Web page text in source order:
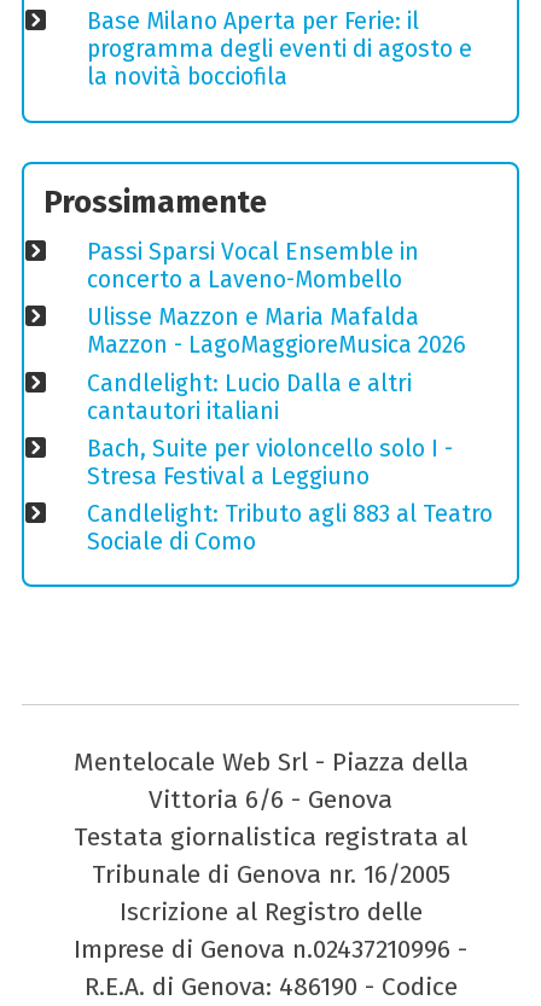
Base Milano Aperta per Ferie: il
programma degli eventi di agosto e
la novità bocciofila
Prossimamente
Passi Sparsi Vocal Ensemble in
concerto a Laveno-Mombello
Ulisse Mazzon e Maria Mafalda
Mazzon - LagoMaggioreMusica 2026
Candlelight: Lucio Dalla e altri
cantautori italiani
Bach, Suite per violoncello solo I -
Stresa Festival a Leggiuno
Candlelight: Tributo agli 883 al Teatro
Sociale di Como
Mentelocale Web Srl - Piazza della
Vittoria 6/6 - Genova
Testata giornalistica registrata al
Tribunale di Genova nr. 16/2005
Iscrizione al Registro delle
Imprese di Genova n.02437210996 -
R.E.A. di Genova: 486190 - Codice